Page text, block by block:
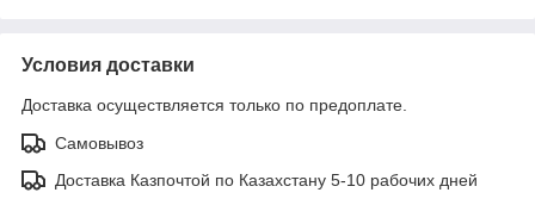
Условия доставки
Доставка осуществляется только по предоплате.
Самовывоз
Доставка Казпочтой по Казахстану 5-10 рабочих дней